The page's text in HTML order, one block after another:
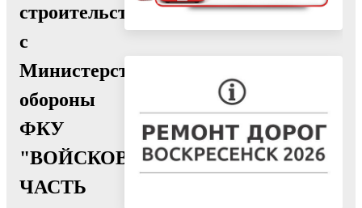
строительства
с
Министерством
обороны
ФКУ
"ВОЙСКОВАЯ
ЧАСТЬ